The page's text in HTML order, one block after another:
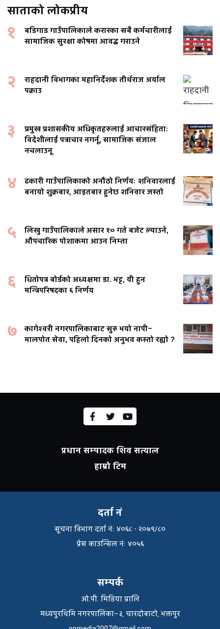
साताको लोकप्रीय
१
बडिगाड गाउँपालिकाले करारका सबै कर्मचारीलाई
सामाजिक सुरक्षा कोषमा आवद्ध गराउने
२
राहदानी विभागका महानिर्देशक तीर्थराज अर्याल
पक्राउ
३
प्रमुख प्रशासकीय अधिकृतहरुलाई आचारसंहिताः
विदेशीलाई पत्राचार नगर्नू, सामाजिक संजाल
नचलाउनू
४
ढकारी गाउँपालिकाको अनौठो निर्णयः शनिवारलाई
बनायो शुक्रबार, आइतबार हुनेछ शनिवार जस्तो
५
लिखु गाउँपालिकाले असार १० गते बजेट ल्याउने,
औपचारिक पोशाकमा आउन निम्ता
६
धितोपत्र बोर्डको अध्यक्षमा डा. भट्ट, यी हुन
मन्त्रिपरिषदका ६ निर्णय
७
कागेश्वरी नगरपालिकाबाट सुरु भयो नापी–
मालपोत सेवा, पहिलो दिनको अनुभव कस्तो रह्यो ?
प्रधान सम्पादक शिव सत्याल
हाम्रो टिम
दर्ता नं
सूचना विभाग दर्ता नंः ४०६८ - २०७९/८०
प्रेस काउन्सिल नंः ४०५६
सम्पर्क
ओ.पी. मिडिया प्रालि
मध्यपुरथिमि नगरपालिका–३, चारदोबाटो, भक्तपुर